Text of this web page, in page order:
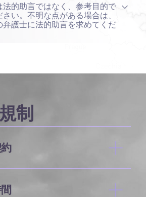
的助言ではなく、参考目的で
い。不明な点がある場合は、
護士に法的助言を求めてくだ
制